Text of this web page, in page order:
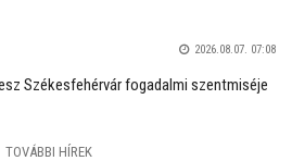
2026.08.07. 07:08
Székesfehérvár fogadalmi szentmiséje
TOVÁBBI HÍREK